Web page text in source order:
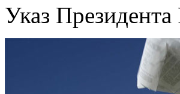
Указ